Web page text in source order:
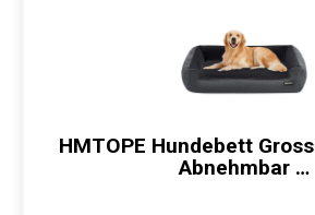
HMTOPE Hundebett
Abnehmbar …